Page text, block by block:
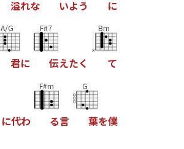
溢れな いよう に
A/G
君に
F#7
伝えたく
Bm
て
に代わ
F#m
る言
G
葉を僕